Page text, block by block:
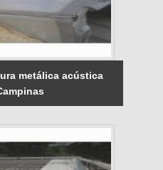
metálica acústica